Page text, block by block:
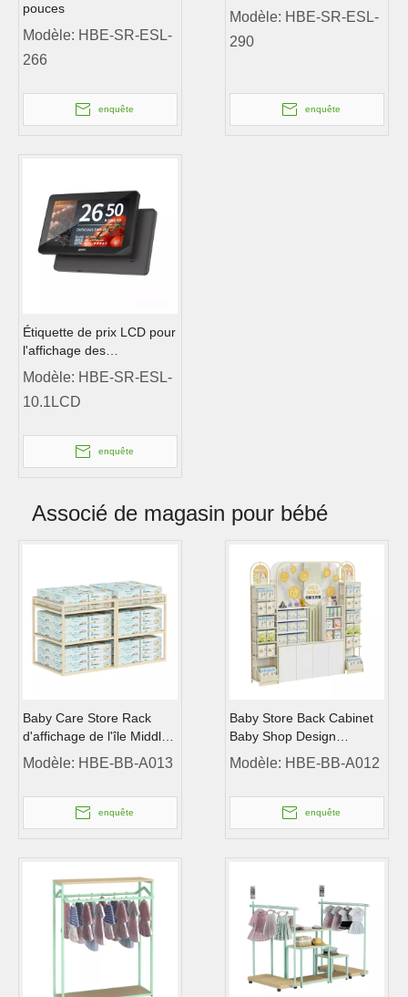
pouces
Modèle: HBE-SR-ESL-
266
enquête
Modèle: HBE-SR-ESL-
290
enquête
Étiquette de prix LCD pour
l'affichage des
supermarchés
Modèle: HBE-SR-ESL-
10.1LCD
enquête
Associé de magasin pour bébé
Baby Care Store Rack
d'affichage de l'île Middle
Baby Shop Design
Meubles étagères.
Modèle: HBE-BB-A013
enquête
Baby Store Back Cabinet
Baby Shop Design
Meubles étagères.
Modèle: HBE-BB-A012
enquête